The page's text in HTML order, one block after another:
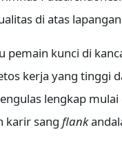
di atas
pemain kunci di
kerja yang tinggi
lengkap
karir sang flank